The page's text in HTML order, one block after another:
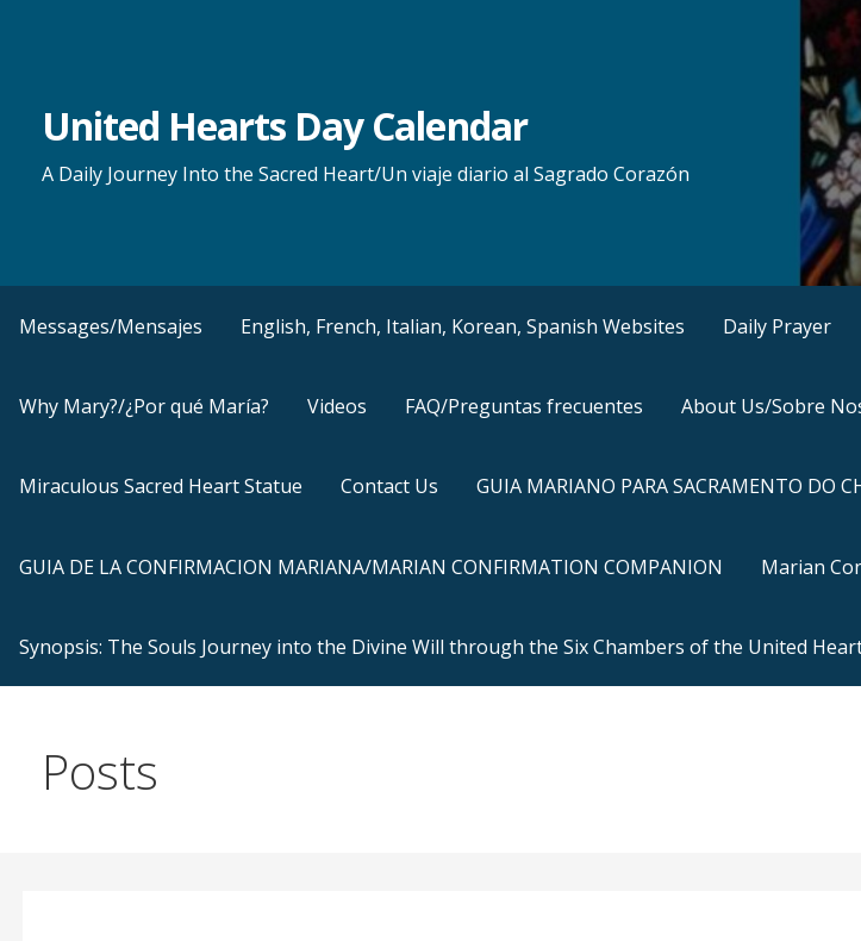
United Hearts Day Calendar
A Daily Journey Into the Sacred Heart/Un viaje diario al Sagrado Corazón
Messages/Mensajes English, French, Italian, Korean, Spanish Websites Daily Prayer
Why Mary?/¿Por qué María? Videos FAQ/Preguntas frecuentes About Us/Sobre
Miraculous Sacred Heart Statue Contact Us GUIA MARIANO PARA SACRAMENTO DO
GUIA DE LA CONFIRMACION MARIANA/MARIAN CONFIRMATION COMPANION Marian
Synopsis: The Souls Journey into the Divine Will through the Six Chambers of the United
Posts